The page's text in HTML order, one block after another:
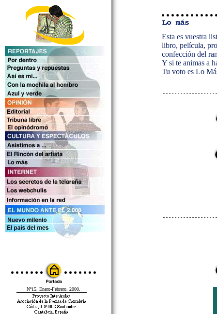
Nº15. Enero-Febrero. 2000.
Esta es vuestra
libro, película,
confección del
Y si te animas a
Tu voto es Lo